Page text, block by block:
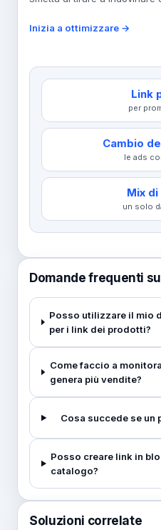
Inizia a ottimizzare →
Link
per
Cambio
le ads
Mix
un solo
Domande frequenti
Posso utilizzare il mio
per i link dei prodotti?
Come faccio a
genera più vendite?
Cosa succede se un
Posso creare link in
catalogo?
Soluzioni correlate